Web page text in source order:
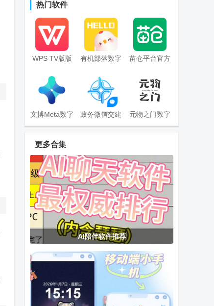
热门软件
WPS TV版版
有机部落数字
版
苗仓平台官方
文博Meta数字
藏品app
政务微信交建
通app官方版
元物之门数字
藏品官方版
云贸数字app
羲州数藏app
安卓版
赞友商城app
官方版
懂鸟全球鸟类
WiFi钥匙精简
版
(MkCleanerLite)
谷歌相机精简
版大神修改版
百度网盘精简
版app
(LianYu)
月光宝盒
MBox内置版
更多合集
AI陪伴软件推荐